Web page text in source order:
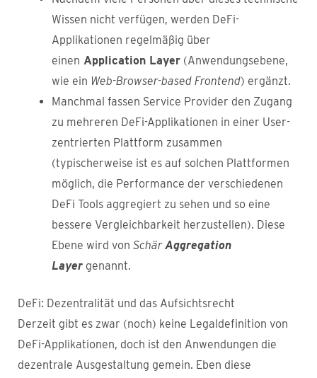
Wissen nicht verfügen, werden DeFi-
Applikationen regelmäßig über
einen Application Layer (Anwendungsebene,
wie ein Web-Browser-based Frontend) ergänzt.
Manchmal fassen Service Provider den Zugang
zu mehreren DeFi-Applikationen in einer User-
zentrierten Plattform zusammen
(typischerweise ist es auf solchen Plattformen
möglich, die Performance der verschiedenen
DeFi Tools aggregiert zu sehen und so eine
bessere Vergleichbarkeit herzustellen). Diese
Ebene wird von Schär Aggregation
Layer genannt.
DeFi: Dezentralität und das Aufsichtsrecht
Derzeit gibt es zwar (noch) keine Legaldefinition von
DeFi-Applikationen, doch ist den Anwendungen die
dezentrale Ausgestaltung gemein. Eben diese